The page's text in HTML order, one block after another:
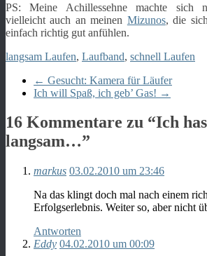
PS: Meine Achillessehne machte sich
vielleicht auch an meinen Mizunos, die
einfach richtig gut anfühlen.
langsam Laufen, Laufband, schnell Laufen
← Gesucht: Kamera für Läufer
Ich will Spaß, ich geb’ Gas! →
16 Kommentare zu “Ich
langsam…”
markus 03.02.2010 um 23:46
Na das klingt doch mal nach einem
Erfolgserlebnis. Weiter so, aber nicht
Antworten
Eddy 04.02.2010 um 00:09